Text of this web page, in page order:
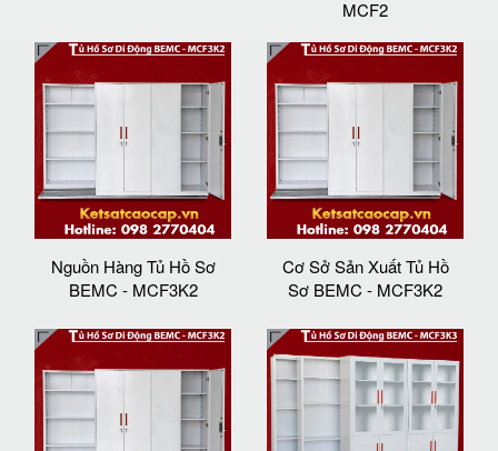
MCF2
Nguồn Hàng Tủ Hồ Sơ
BEMC - MCF3K2
Cơ Sở Sản Xuất Tủ Hồ
Sơ BEMC - MCF3K2